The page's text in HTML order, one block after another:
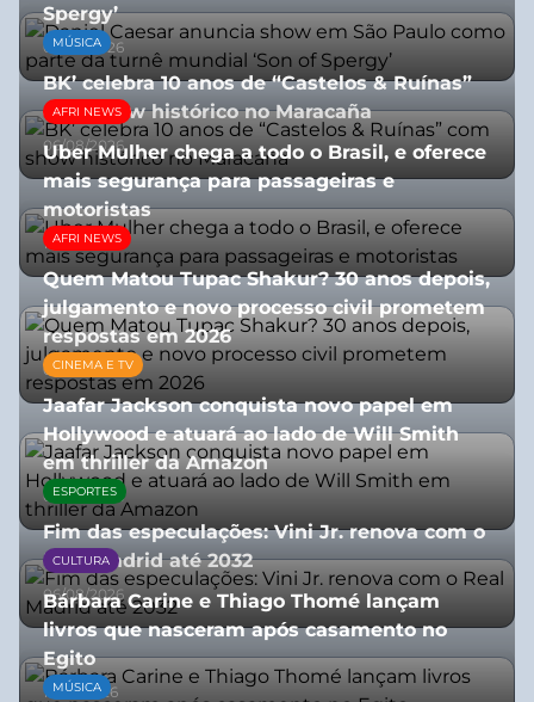
Spergy’
05/08/2026
MÚSICA
BK’ celebra 10 anos de “Castelos & Ruínas”
com show histórico no Maracaña
06/08/2026
AFRI NEWS
Uber Mulher chega a todo o Brasil, e oferece
mais segurança para passageiras e
motoristas
10/07/2026
AFRI NEWS
Quem Matou Tupac Shakur? 30 anos depois,
julgamento e novo processo civil prometem
respostas em 2026
05/08/2026
CINEMA E TV
Jaafar Jackson conquista novo papel em
Hollywood e atuará ao lado de Will Smith
em thriller da Amazon
06/08/2026
ESPORTES
Fim das especulações: Vini Jr. renova com o
Real Madrid até 2032
06/08/2026
CULTURA
Bárbara Carine e Thiago Thomé lançam
livros que nasceram após casamento no
Egito
10/07/2026
MÚSICA